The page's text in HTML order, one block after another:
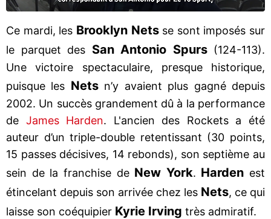
Ce mardi, les Brooklyn Netsse sont imposés sur
le parquet des San Antonio Spurs(124-113).
Une victoire spectaculaire, presque historique,
puisque les Netsn’y avaient plus gagné depuis
2002. Un succès grandement dû à la performance
de James Harden. L'ancien des Rockets a été
auteur d’un triple-double retentissant (30 points,
15 passes décisives, 14 rebonds), son septième au
sein de la franchise de New York. Harden est
étincelant depuis son arrivée chez les Nets, ce qui
laisse son coéquipier Kyrie Irving très admiratif.